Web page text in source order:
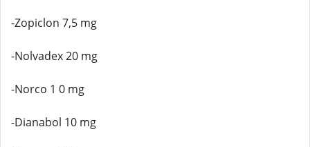
-Zopiclon 7,5 mg
-Nolvadex 20 mg
-Norco 1 0 mg
-Dianabol 10 mg